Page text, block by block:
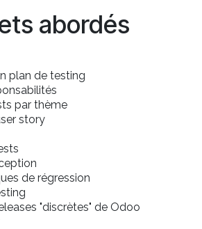
abordés
plan de testing
par thème
story
de régression
"discrètes" de Odoo